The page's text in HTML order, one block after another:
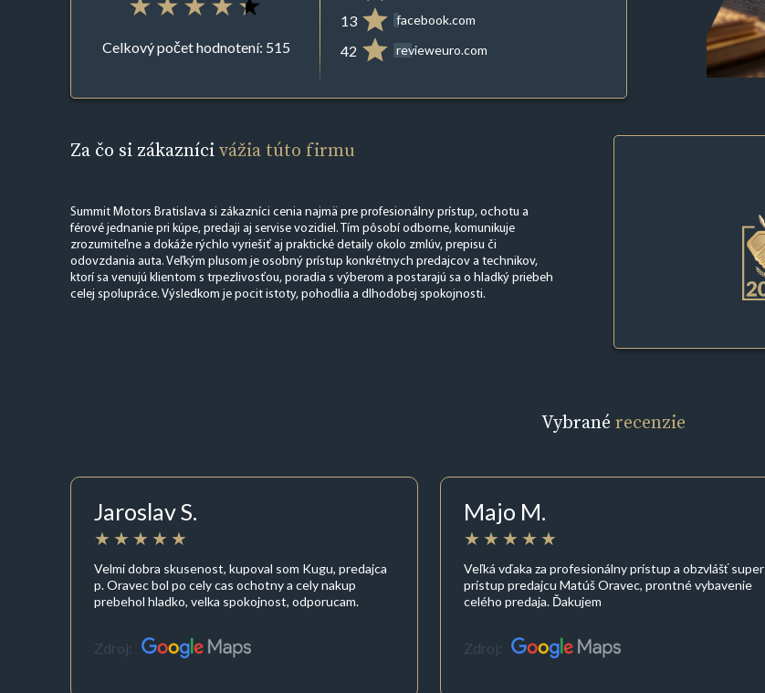
Celkový počet hodnotení: 515
13 facebook.com
42 revieweuro.com
Za čo si zákaznícivážia túto firmu
Summit Motors Bratislava si zákazníci cenia najmä pre profesionálny prístup, ochotu a
férové jednanie pri kúpe, predaji aj servise vozidiel. Tím pôsobí odborne, komunikuje
zrozumiteľne a dokáže rýchlo vyriešiť aj praktické detaily okolo zmlúv, prepisu či
odovzdania auta. Veľkým plusom je osobný prístup konkrétnych predajcov a technikov,
ktorí sa venujú klientom s trpezlivosťou, poradia s výberom a postarajú sa o hladký priebeh
celej spolupráce. Výsledkom je pocit istoty, pohodlia a dlhodobej spokojnosti.
Vybrané recenzie
Jaroslav S.
Velmi dobra skusenost, kupoval som Kugu, predajca
p. Oravec bol po cely cas ochotny a cely nakup
prebehol hladko, velka spokojnost, odporucam.
Zdroj:
Majo M.
Veľká vďaka za profesionálny prístup a obzvlášť super
prístup predajcu Matúš Oravec, prontné vybavenie
celého predaja. Ďakujem
Zdroj: